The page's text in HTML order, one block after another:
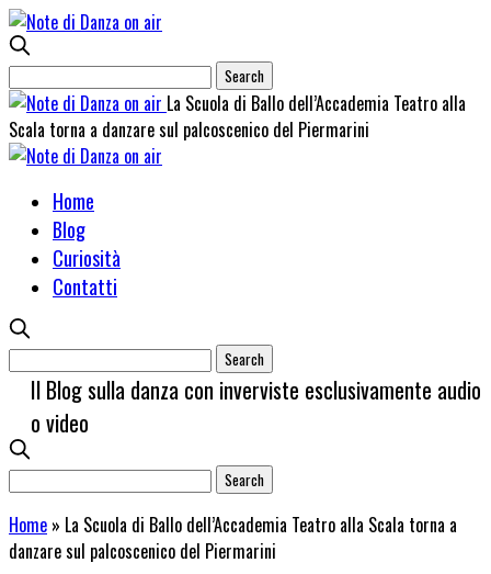
La Scuola di Ballo dell’Accademia Teatro alla
Scala torna a danzare sul palcoscenico del Piermarini
Home
Blog
Curiosità
Contatti
Il Blog sulla danza con inverviste esclusivamente audio
o video
Home » La Scuola di Ballo dell’Accademia Teatro alla Scala torna a
danzare sul palcoscenico del Piermarini